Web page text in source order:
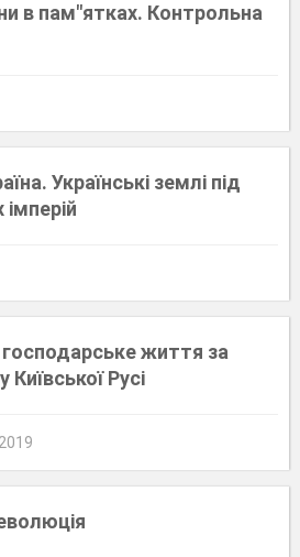
в пам"ятках. Контрольна
Українські землі під
господарське життя за
Київської Русі